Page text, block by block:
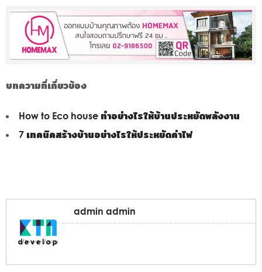
บทความที่เกี่ยวข้อง
How to Eco house ทำอย่างไรให้บ้านประหยัดพลังงาน
7 เทคนิคสร้างบ้านอย่างไรให้ประหยัดค่าไฟ
admin admin